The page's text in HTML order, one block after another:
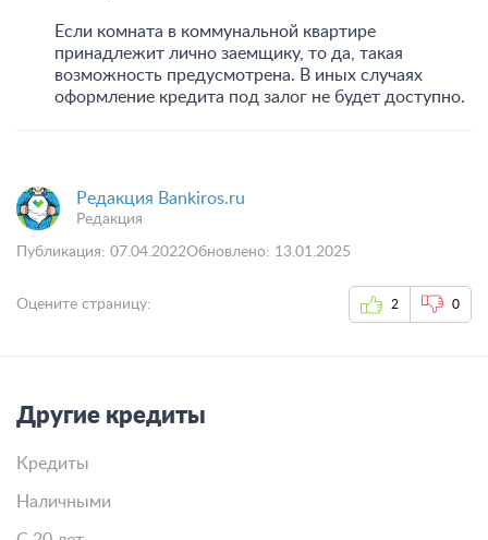
Если комната в коммунальной квартире
принадлежит лично заемщику, то да, такая
возможность предусмотрена. В иных случаях
оформление кредита под залог не будет доступно.
Редакция Bankiros.ru
Редакция
Оцените страницу: 2 0
Публикация: 07.04.2022Обновлено: 13.01.2025
Другие кредиты
Кредиты
Наличными